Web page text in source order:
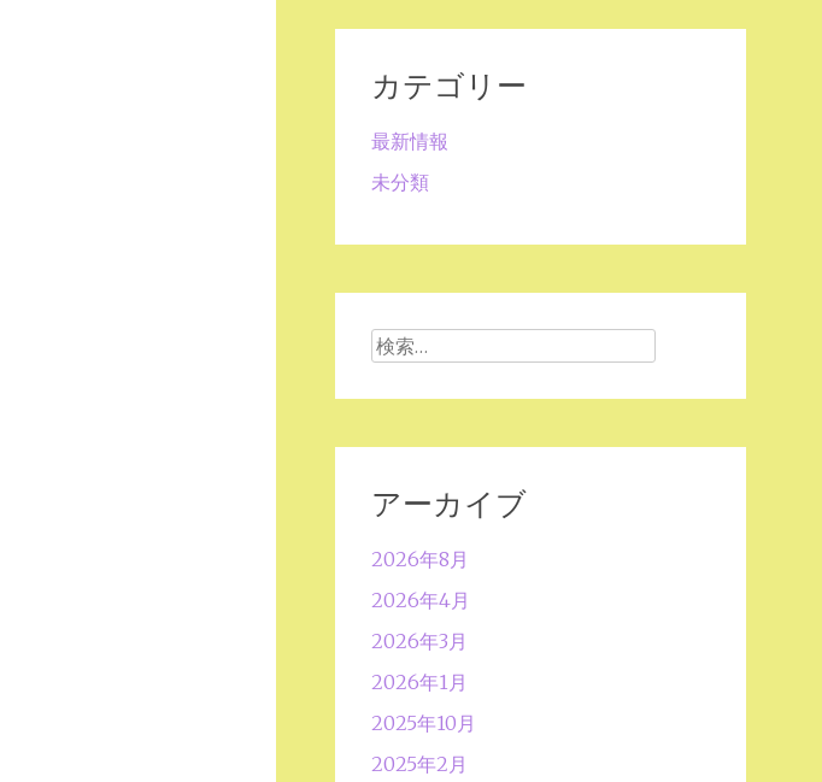
カテゴリー
最新情報
未分類
検
アーカイブ
2026年8月
2026年4月
2026年3月
2026年1月
2025年10月
2025年2月